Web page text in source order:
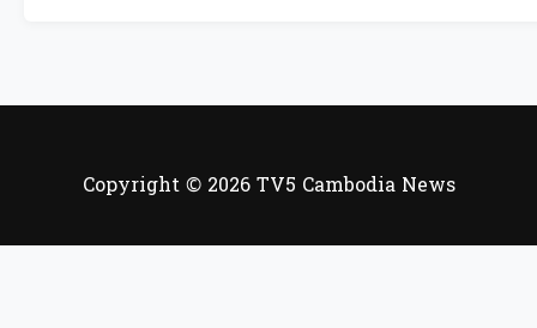
Copyright © 2026 TV5 Cambodia News